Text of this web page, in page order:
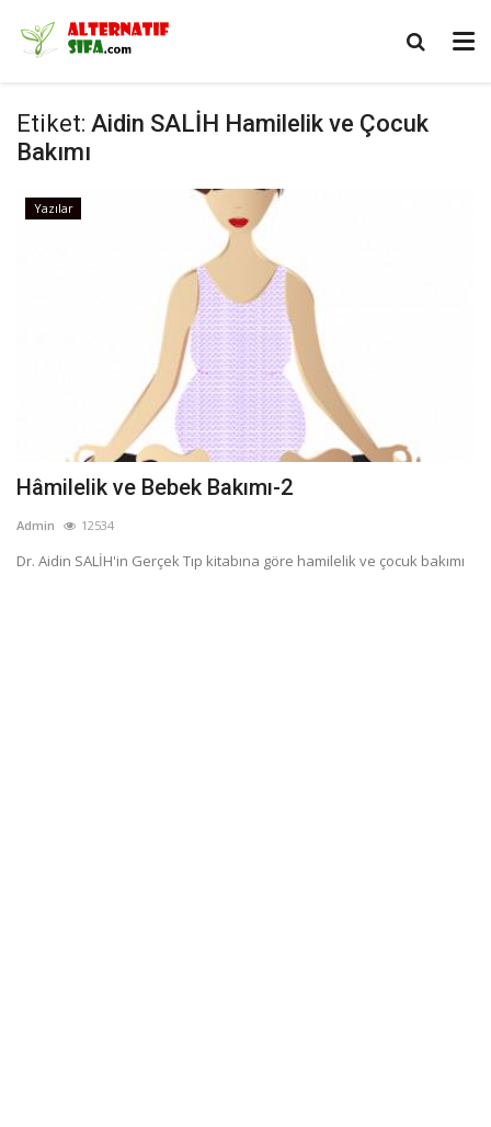
Etiket: Aidin SALİH Hamilelik ve Çocuk
Bakımı
Yazılar
Hâmilelik ve Bebek Bakımı-2
Admin 12534
Dr. Aidin SALİH'in Gerçek Tıp kitabına göre hamilelik ve çocuk bakımı